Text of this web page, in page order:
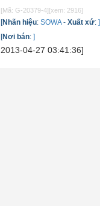
[Mã: G-20379-4][xem: 2916]
[Nhãn hiệu:SOWA-Xuất xứ:]
[Nơi bán:]
2013-04-27 03:41:36]